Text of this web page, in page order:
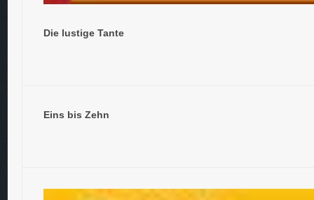
Die lustige Tante
Eins bis Zehn